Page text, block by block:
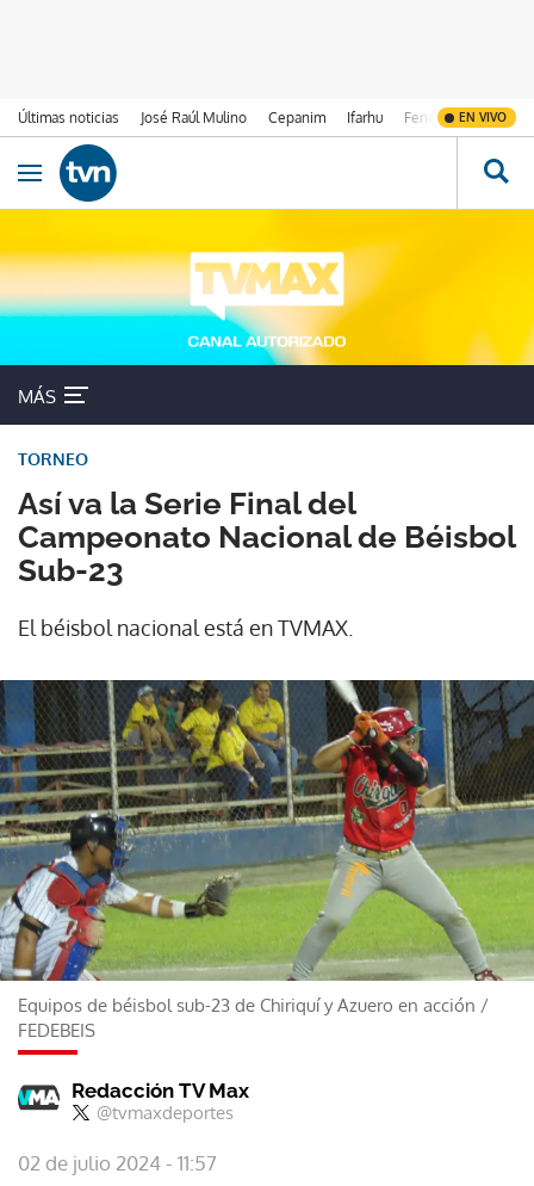
Últimas noticias José Raúl Mulino Cepanim Ifarhu Fenómeno de El
EN VIVO
Ir al contenido
Obrir navegació
MÁS
Así va la Serie Final del
Campeonato Nacional de Béisbol
Sub-23
TORNEO
El béisbol nacional está en TVMAX.
Equipos de béisbol sub-23 de Chiriquí y Azuero en acción /
FEDEBEIS
Redacción TV Max
@tvmaxdeportes
02 de julio 2024 - 11:57